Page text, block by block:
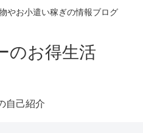
やお小遣い稼ぎの情報ブログ
のお得生活
自己紹介